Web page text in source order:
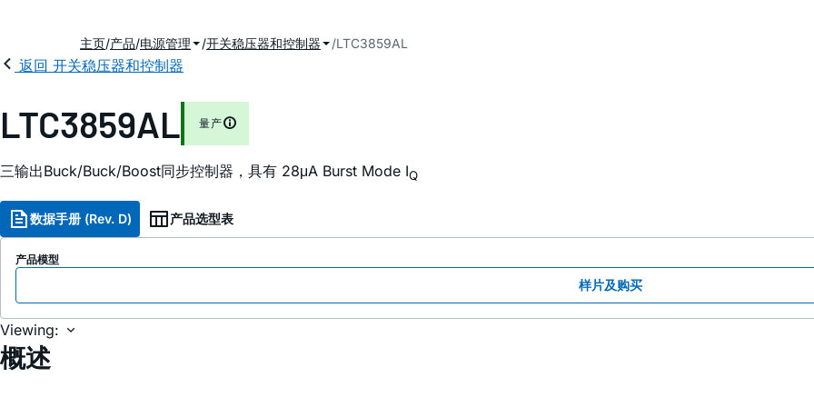
主页 产品 电源管理 开关稳压器和控制器 LTC3859AL
返回 开关稳压器和控制器
LTC3859AL 量产
三输出Buck/Buck/Boost同步控制器，具有 28μA Burst Mode IQ
数据手册 (Rev. D) 产品选型表
产品模型
样片及购买
Viewing:
概述